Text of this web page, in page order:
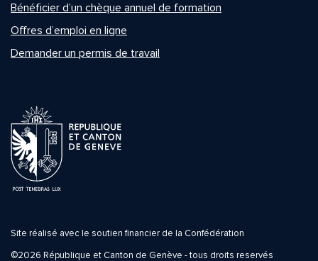
Bénéficier d’un chèque annuel de formation
Offres d’emploi en ligne
Demander un permis de travail
Site réalisé avec le soutien financier de la Confédération
©2026 République et Canton de Genève - tous droits reservés